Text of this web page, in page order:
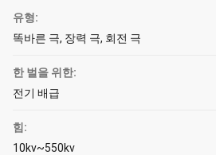
유형:
똑바른 극, 장력 극, 회전 극
한 벌을 위한:
전기 배급
힘:
10kv~550kv